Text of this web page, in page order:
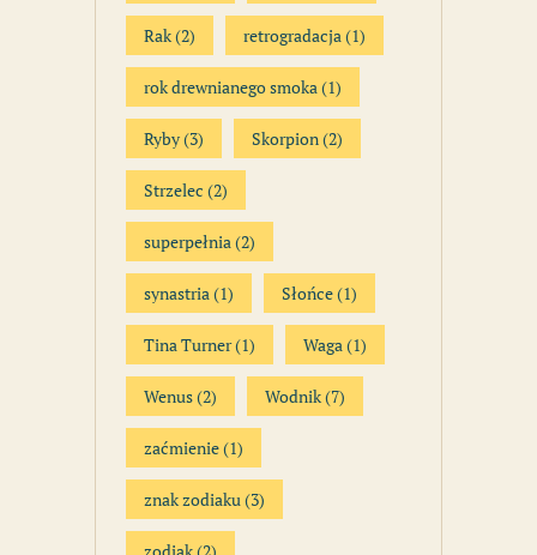
Rak(2) retrogradacja(1)
rok drewnianego smoka(1)
Ryby(3) Skorpion(2)
Strzelec (2)
superpełnia(2)
synastria(1) Słońce(1)
Tina Turner(1) Waga(1)
Wenus(2) Wodnik(7)
zaćmienie(1)
znak zodiaku(3)